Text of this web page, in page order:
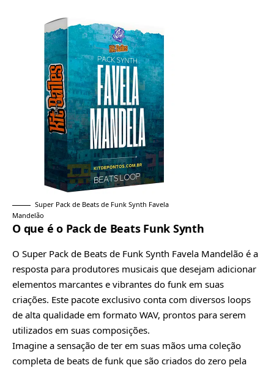
Super Pack de Beats de Funk Synth Favela
Mandelão
O que é o Pack de Beats Funk Synth
O Super Pack de Beats de Funk Synth Favela Mandelão é a
resposta para produtores musicais que desejam adicionar
elementos marcantes e vibrantes do funk em suas
criações. Este pacote exclusivo conta com diversos loops
de alta qualidade em formato WAV, prontos para serem
utilizados em suas composições.
Imagine a sensação de ter em suas mãos uma coleção
completa de beats de funk que são criados do zero pela